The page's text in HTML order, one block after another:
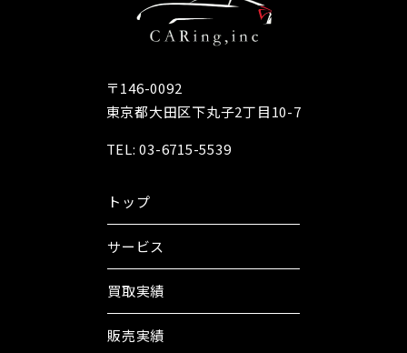
〒146-0092
東京都大田区下丸子2丁目10-7
TEL: 03-6715-5539
トップ
サービス
買取実績
販売実績